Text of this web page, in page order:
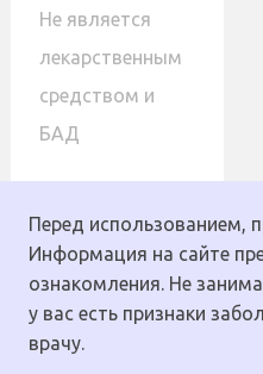
Не является
лекарственным
средством и
БАД
Перед использованием,
Информация на сайте
ознакомления. Не
у вас есть признаки
врачу.